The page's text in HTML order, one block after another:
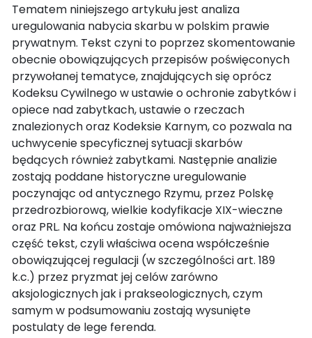
Tematem niniejszego artykułu jest analiza
uregulowania nabycia skarbu w polskim prawie
prywatnym. Tekst czyni to poprzez skomentowanie
obecnie obowiązujących przepisów poświęconych
przywołanej tematyce, znajdujących się oprócz
Kodeksu Cywilnego w ustawie o ochronie zabytków i
opiece nad zabytkach, ustawie o rzeczach
znalezionych oraz Kodeksie Karnym, co pozwala na
uchwycenie specyficznej sytuacji skarbów
będących również zabytkami. Następnie analizie
zostają poddane historyczne uregulowanie
poczynając od antycznego Rzymu, przez Polskę
przedrozbiorową, wielkie kodyfikacje XIX-wieczne
oraz PRL. Na końcu zostaje omówiona najważniejsza
część tekst, czyli właściwa ocena współcześnie
obowiązującej regulacji (w szczególności art. 189
k.c.) przez pryzmat jej celów zarówno
aksjologicznych jak i prakseologicznych, czym
samym w podsumowaniu zostają wysunięte
postulaty de lege ferenda.